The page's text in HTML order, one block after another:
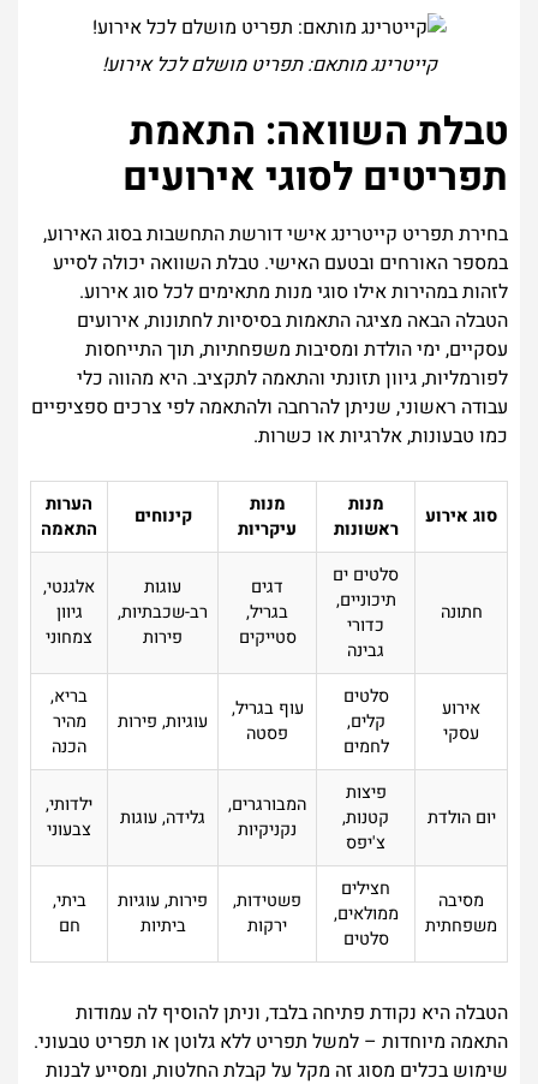
קייטרינג מותאם: תפריט מושלם לכל אירוע!
טבלת השוואה: התאמת
תפריטים לסוגי אירועים
בחירת תפריט קייטרינג אישי דורשת התחשבות בסוג האירוע,
במספר האורחים ובטעם האישי. טבלת השוואה יכולה לסייע
לזהות במהירות אילו סוגי מנות מתאימים לכל סוג אירוע.
הטבלה הבאה מציגה התאמות בסיסיות לחתונות, אירועים
עסקיים, ימי הולדת ומסיבות משפחתיות, תוך התייחסות
לפורמליות, גיוון תזונתי והתאמה לתקציב. היא מהווה כלי
עבודה ראשוני, שניתן להרחבה ולהתאמה לפי צרכים ספציפיים
כמו טבעונות, אלרגיות או כשרות.
סוג אירוע
מנות
ראשונות
מנות
עיקריות
קינוחים
הערות
התאמה
חתונה
סלטים ים
תיכוניים,
כדורי
גבינה
דגים
בגריל,
סטייקים
עוגות
רב-שכבתיות,
פירות
אלגנטי,
גיוון
צמחוני
אירוע
עסקי
סלטים
קלים,
לחמים
עוף בגריל,
פסטה
עוגיות, פירות
בריא,
מהיר
הכנה
יום הולדת
פיצות
קטנות,
צ'יפס
המבורגרים,
נקניקיות
גלידה, עוגות
ילדותי,
צבעוני
מסיבה
משפחתית
חצילים
ממולאים,
סלטים
פשטידות,
ירקות
פירות, עוגיות
ביתיות
ביתי,
חם
הטבלה היא נקודת פתיחה בלבד, וניתן להוסיף לה עמודות
התאמה מיוחדות – למשל תפריט ללא גלוטן או תפריט טבעוני.
שימוש בכלים מסוג זה מקל על קבלת החלטות, ומסייע לבנות